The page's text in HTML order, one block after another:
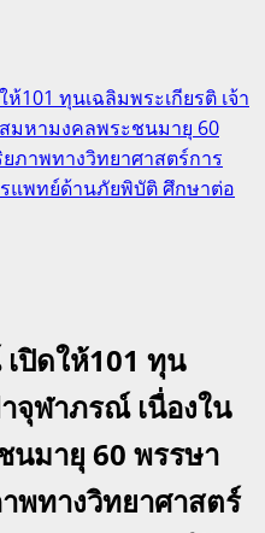
101 ทุนเฉลิมพระเกียรติ เจ้า
มหามงคลพระชนมายุ 60
ภาพทางวิทยาศาสตร์การ
แพทย์ด้านภัยพิบัติ ศึกษาต่อ
ปิดให้101 ทุน
จุฬาภรณ์ เนื่องใน
มายุ 60 พรรษา
พทางวิทยาศาสตร์